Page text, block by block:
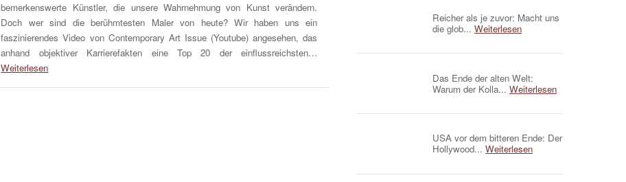
bemerkenswerte Künstler, die unsere Wahrnehmung von Kunst verändern.
Doch wer sind die berühmtesten Maler von heute? Wir haben uns ein
faszinierendes Video von Contemporary Art Issue (Youtube) angesehen, das
anhand objektiver Karrierefakten eine Top 20 der einflussreichsten…
Weiterlesen
Reicher als je zuvor: Macht uns
die glob... Weiterlesen
Das Ende der alten Welt:
Warum der Kolla... Weiterlesen
USA vor dem bitteren Ende: Der
Hollywood... Weiterlesen